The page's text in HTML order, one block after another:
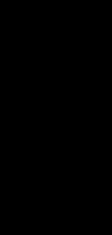
nhiệt độ thấp
bạn sẽ tươi